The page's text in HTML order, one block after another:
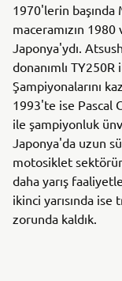
1970'lerin
maceramızın
Japonya'ydı.
donanımlı
Şampiyonalarını
1993'te ise Pascal
ile şampiyonluk
Japonya'da uzun
motosiklet
daha yarış
ikinci yarısında
zorunda kaldık.